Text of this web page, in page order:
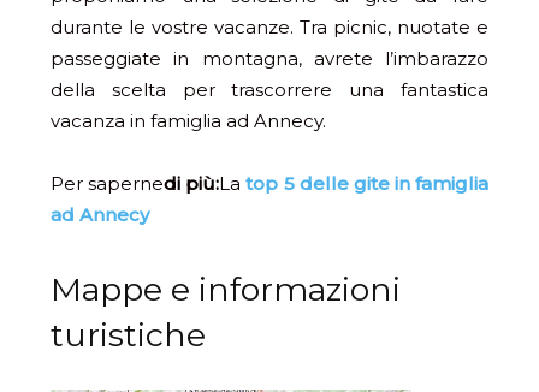
durante le vostre vacanze. Tra picnic, nuotate e
passeggiate in montagna, avrete l’imbarazzo
della scelta per trascorrere una fantastica
vacanza in famiglia ad Annecy.
Per sapernedi più:La top 5 delle gite in famiglia
ad Annecy
Mappe e informazioni
turistiche